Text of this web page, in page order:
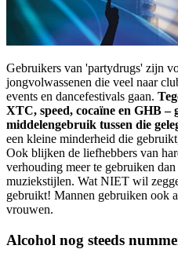
Gebruikers van 'partydrugs' zijn
jongvolwassenen die veel naar
events en dancefestivals gaan.
XTC, speed, cocaïne en GHB –
middelengebruik tussen die
een kleine minderheid die
Ook blijken de liefhebbers van
verhouding meer te gebruiken
muziekstijlen. Wat NIET wil
gebruikt! Mannen gebruiken ook
vrouwen.
Alcohol nog steeds